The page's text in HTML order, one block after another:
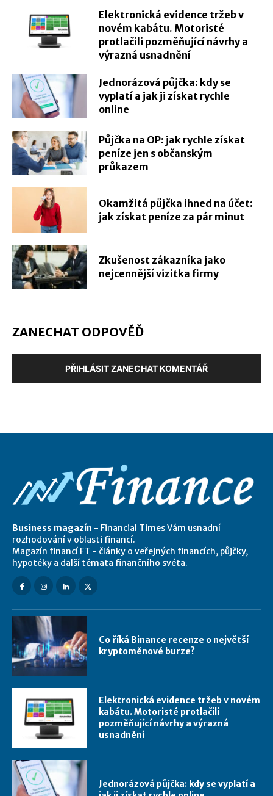
Elektronická evidence tržeb v
novém kabátu. Motoristé
protlačili pozměňující návrhy a
výrazná usnadnění
Jednorázová půjčka: kdy se
vyplatí a jak ji získat rychle
online
Půjčka na OP: jak rychle získat
peníze jen s občanským
průkazem
Okamžitá půjčka ihned na účet:
jak získat peníze za pár minut
Zkušenost zákazníka jako
nejcennější vizitka firmy
ZANECHAT ODPOVĚĎ
PŘIHLÁSIT ZANECHAT KOMENTÁŘ
Business magazín - Financial Times Vám usnadní
rozhodování v oblasti financí.
Magazín financí FT - články o veřejných financích, půjčky,
hypotéky a další témata finančního svéta.
Co říká Binance recenze o největší
kryptoměnové burze?
Elektronická evidence tržeb v novém
kabátu. Motoristé protlačili
pozměňující návrhy a výrazná
usnadnění
Jednorázová půjčka: kdy se vyplatí a